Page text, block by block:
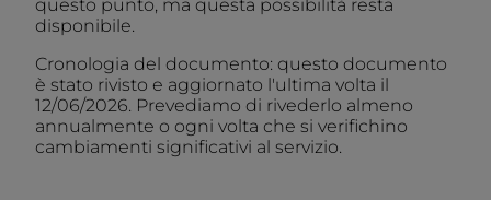
questo punto, ma questa possibilità resta
disponibile.
Cronologia del documento: questo documento
è stato rivisto e aggiornato l'ultima volta il
12/06/2026. Prevediamo di rivederlo almeno
annualmente o ogni volta che si verifichino
cambiamenti significativi al servizio.